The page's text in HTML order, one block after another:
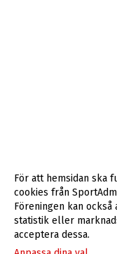
För att hemsidan ska
cookies från
Föreningen kan
statistik eller
acceptera dessa.